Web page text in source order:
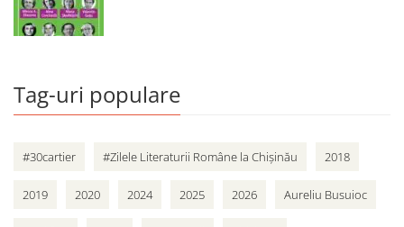
Tag-uri populare
#30cartier #Zilele Literaturii Române la Chișinău 2018
2019 2020 2024 2025 2026 Aureliu Busuioc